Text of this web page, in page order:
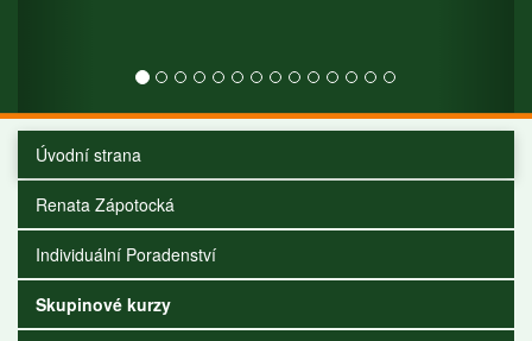
Úvodní strana
Renata Zápotocká
Individuální Poradenství
Skupinové kurzy